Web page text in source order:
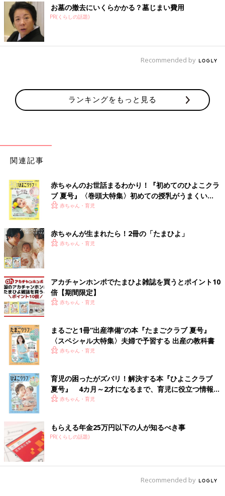
お墓の撤去にいくらかかる？墓じまい費用
PR(くらしの話題)
Recommended by
ランキングをもっと見る
関連記事
赤ちゃんのお世話まるわかり！『初めてのひよこクラ
ブ 夏号』〈巻頭大特集〉初めての授乳がうまくい
く！ おっぱい・ミルクの基本と夏のトラブル 解決テ
赤ちゃん・育児
赤ちゃんが生まれたら！2冊の「たまひよ」
赤ちゃん・育児
アカチャンホンポでたまひよ雑誌を買うとポイント10
倍【期間限定】
赤ちゃん・育児
まるごと1冊“出産準備”の本『たまごクラブ 夏号』
〈スペシャル大特集〉夫婦で予習する 出産の教科書
赤ちゃん・育児
育児の困ったがズバリ！解決する本『ひよこクラブ
夏号』 4カ月～2才になるまで、育児に役立つ情報が
いっぱい！
赤ちゃん・育児
もらえる年金25万円以下の人が知るべき事
PR(くらしの話題)
Recommended by